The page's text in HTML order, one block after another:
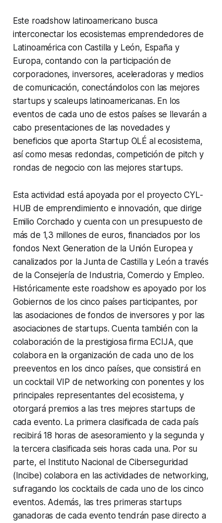
Este roadshow latinoamericano busca
interconectar los ecosistemas emprendedores de
Latinoamérica con Castilla y León, España y
Europa, contando con la participación de
corporaciones, inversores, aceleradoras y medios
de comunicación, conectándolos con las mejores
startups y scaleups latinoamericanas. En los
eventos de cada uno de estos países se llevarán a
cabo presentaciones de las novedades y
beneficios que aporta Startup OLÉ al ecosistema,
así como mesas redondas, competición de pitch y
rondas de negocio con las mejores startups.
Esta actividad está apoyada por el proyecto CYL-
HUB de emprendimiento e innovación, que dirige
Emilio Corchado y cuenta con un presupuesto de
más de 1,3 millones de euros, financiados por los
fondos Next Generation de la Unión Europea y
canalizados por la Junta de Castilla y León a través
de la Consejería de Industria, Comercio y Empleo.
Históricamente este roadshow es apoyado por los
Gobiernos de los cinco países participantes, por
las asociaciones de fondos de inversores y por las
asociaciones de startups. Cuenta también con la
colaboración de la prestigiosa firma ECIJA, que
colabora en la organización de cada uno de los
preeventos en los cinco países, que consistirá en
un cocktail VIP de networking con ponentes y los
principales representantes del ecosistema, y
otorgará premios a las tres mejores startups de
cada evento. La primera clasificada de cada país
recibirá 18 horas de asesoramiento y la segunda y
la tercera clasificada seis horas cada una. Por su
parte, el Instituto Nacional de Ciberseguridad
(Incibe) colabora en las actividades de networking,
sufragando los cocktails de cada uno de los cinco
eventos. Además, las tres primeras startups
ganadoras de cada evento tendrán pase directo a